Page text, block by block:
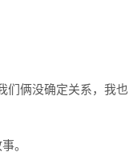
们俩没确定关系，我也
。